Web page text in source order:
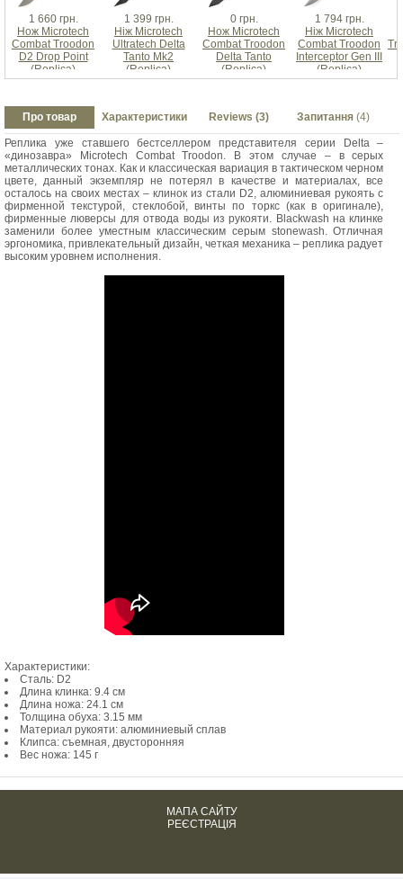
1 660 грн.
Нож Microtech
Combat Troodon
D2 Drop Point
(Replica)
1 399 грн.
Ніж Microtech
Ultratech Delta
Tanto Mk2
(Replica)
0 грн.
Нож Microtech
Combat Troodon
Delta Tanto
(Replica)
1 794 грн.
Ніж Microtech
Combat Troodon
Interceptor Gen III
(Replica)
Про товар Характеристики Reviews (3) Запитання (4)
Реплика уже ставшего бестселлером представителя серии Delta –
«динозавра» Microtech Combat Troodon. В этом случае – в серых
металлических тонах. Как и классическая вариация в тактическом черном
цвете, данный экземпляр не потерял в качестве и материалах, все
осталось на своих местах – клинок из стали D2, алюминиевая рукоять с
фирменной текстурой, стеклобой, винты по торкс (как в оригинале),
фирменные люверсы для отвода воды из рукояти. Blackwash на клинке
заменили более уместным классическим серым stonewash. Отличная
эргономика, привлекательный дизайн, четкая механика – реплика радует
высоким уровнем исполнения.
Характеристики:
Сталь: D2
Длина клинка: 9.4 см
Длина ножа: 24.1 см
Толщина обуха: 3.15 мм
Материал рукояти: алюминиевый сплав
Клипса: съемная, двусторонняя
Вес ножа: 145 г
МАПА САЙТУ
РЕЄСТРАЦІЯ